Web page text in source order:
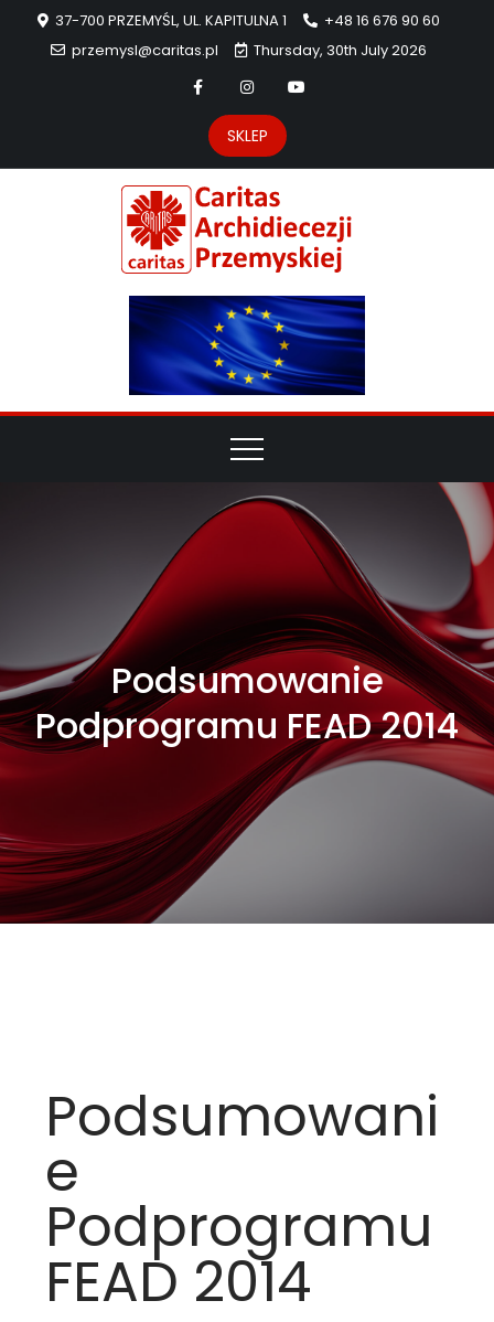
37-700 PRZEMYŚL, UL. KAPITULNA 1
+48 16 676 90 60
przemysl@caritas.pl
Thursday, 30th July 2026
SKLEP
Podsumowanie
Podprogramu FEAD 2014
Podsumowani
e
Podprogramu
FEAD 2014